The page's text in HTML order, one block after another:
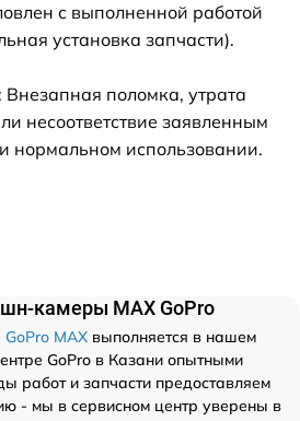
с выполненной работой
установка запчасти).
поломка, утрата
несоответствие заявленным
нормальном использовании.
камеры MAX GoPro
MAX выполняется в нашем
GoPro в Казани опытными
работ и запчасти предоставляем
- мы в сервисном центр уверены в